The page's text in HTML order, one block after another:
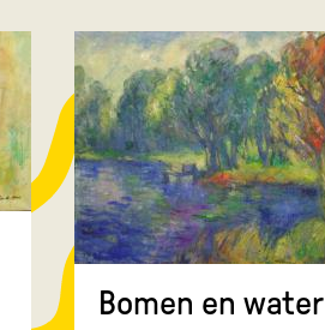
Bomen en water